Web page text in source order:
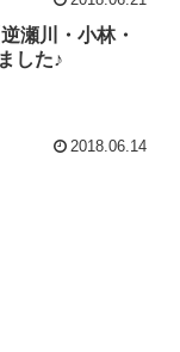
瀬川・小林・
した♪
2018.06.14